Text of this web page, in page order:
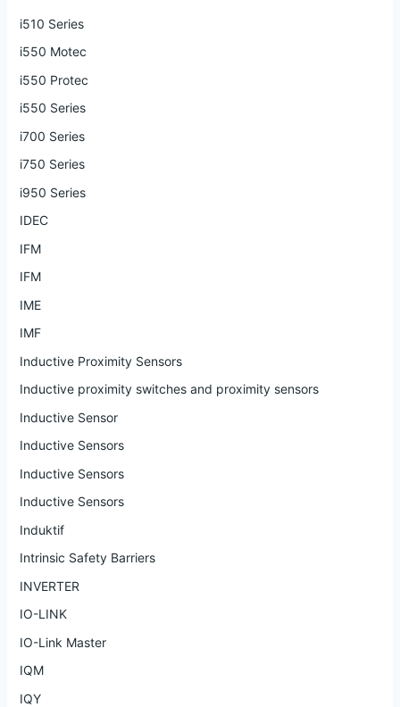
i510 Series
i550 Motec
i550 Protec
i550 Series
i700 Series
i750 Series
i950 Series
IDEC
IFM
IFM
IME
IMF
Inductive Proximity Sensors
Inductive proximity switches and proximity sensors
Inductive Sensor
Inductive Sensors
Inductive Sensors
Inductive Sensors
Induktif
Intrinsic Safety Barriers
INVERTER
IO-LINK
IO-Link Master
IQM
IQY